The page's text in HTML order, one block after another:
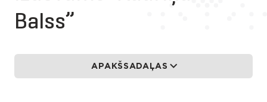
Balss”
APAKŠSADAĻAS